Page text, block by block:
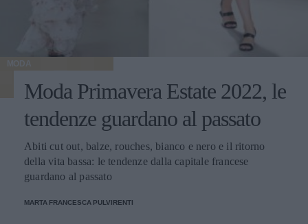
MODA
Moda Primavera Estate 2022, le
tendenze guardano al passato
Abiti cut out, balze, rouches, bianco e nero e il ritorno
della vita bassa: le tendenze dalla capitale francese
guardano al passato
MARTA FRANCESCA PULVIRENTI